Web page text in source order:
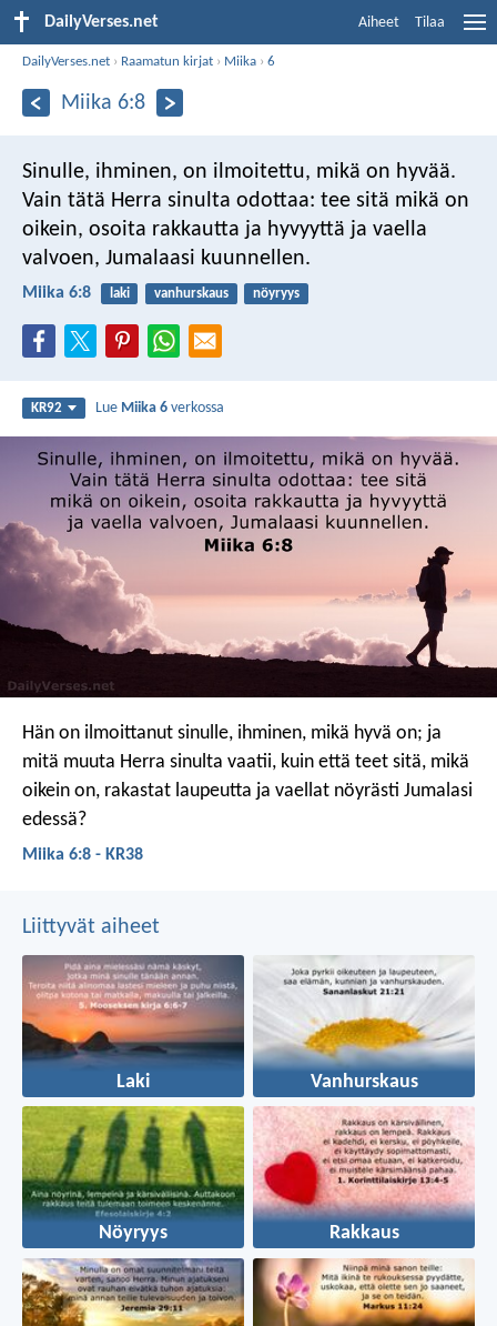
DailyVerses.net Aiheet Tilaa
DailyVerses.net › Raamatun kirjat › Miika ›6
Miika 6:8
Sinulle, ihminen, on ilmoitettu, mikä on hyvää.
Vain tätä Herra sinulta odottaa: tee sitä mikä on
oikein, osoita rakkautta ja hyvyyttä ja vaella
valvoen, Jumalaasi kuunnellen.
Miika 6:8 laki vanhurskaus nöyryys
KR92 Lue Miika 6 verkossa
Hän on ilmoittanut sinulle, ihminen, mikä hyvä on; ja
mitä muuta Herra sinulta vaatii, kuin että teet sitä, mikä
oikein on, rakastat laupeutta ja vaellat nöyrästi Jumalasi
edessä?
Miika 6:8 - KR38
Liittyvät aiheet
Laki Vanhurskaus
Nöyryys Rakkaus